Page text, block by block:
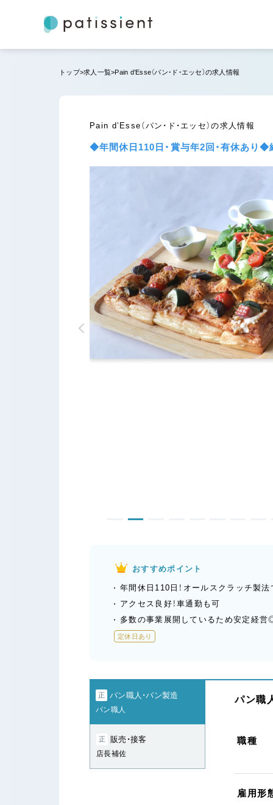
トップ 求人一覧 Pain d’Esse（パン・ド・エッセ）の求人情報
Pain d’Esse（パン・ド・エッセ）の求人情報
◆年間休日110日・賞与年2回・有休あり
おすすめポイント
年間休日110日！オールスクラッチ製
アクセス良好！車通勤も可
多数の事業展開しているため安定経
定休日あり
正 パン職人・パン製造
パン職人
正 販売・接客
店長補佐
パン職
職種
雇用形